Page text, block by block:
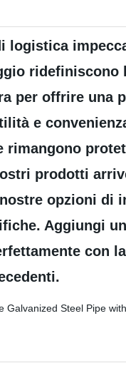
logistica
per offrire una
e
rimangono
prodotti
opzioni di
Aggiungi
con